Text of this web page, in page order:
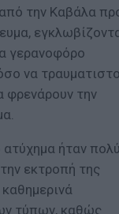
την Καβάλα
γερανοφόρο
να
φρενάρουν την
ήταν πολύ
εκτροπή της
τύπων, καθώς